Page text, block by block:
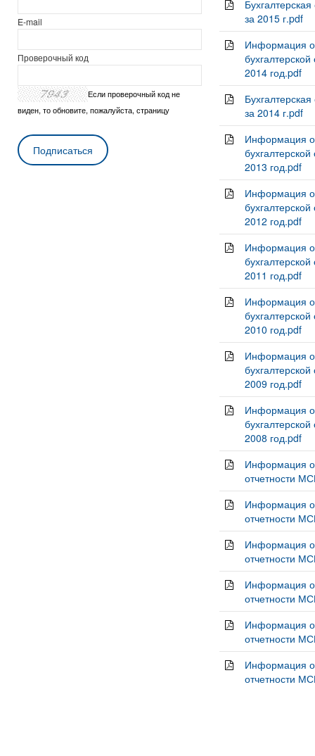
за 2015 г.pdf
Информация о
2014 год.pdf
за 2014 г.pdf
Информация о
2013 год.pdf
Информация о
2012 год.pdf
Информация о
2011 год.pdf
Информация о
2010 год.pdf
Информация о
2009 год.pdf
Информация о
2008 год.pdf
Информация о
отчетности
Информация о
отчетности
Информация о
отчетности
Информация о
отчетности
Информация о
отчетности
Информация о
отчетности
E-mail
Проверочный код
Если проверочный код не
виден, то обновите, пожалуйста, страницу